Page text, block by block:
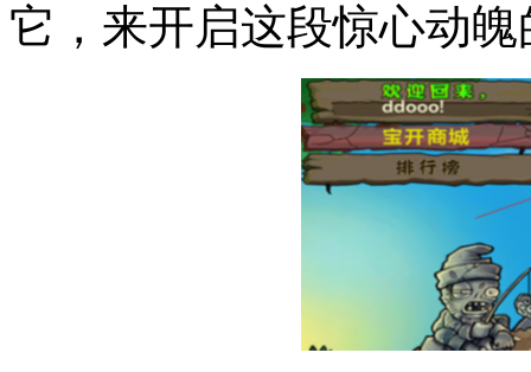
它，来开启这段惊心动